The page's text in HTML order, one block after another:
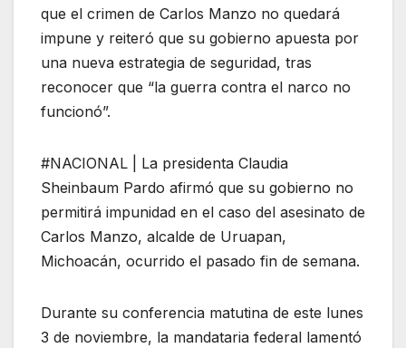
que el crimen de Carlos Manzo no quedará
impune y reiteró que su gobierno apuesta por
una nueva estrategia de seguridad, tras
reconocer que “la guerra contra el narco no
funcionó”.
#NACIONAL | La presidenta Claudia
Sheinbaum Pardo afirmó que su gobierno no
permitirá impunidad en el caso del asesinato de
Carlos Manzo, alcalde de Uruapan,
Michoacán, ocurrido el pasado fin de semana.
Durante su conferencia matutina de este lunes
3 de noviembre, la mandataria federal lamentó